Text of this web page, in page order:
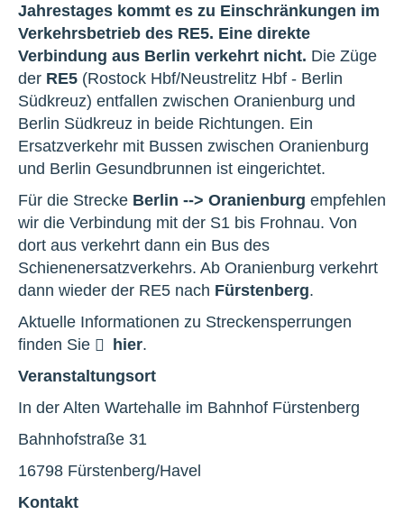
Jahrestages kommt es zu Einschränkungen im
Verkehrsbetrieb des RE5. Eine direkte
Verbindung aus Berlin verkehrt nicht. Die Züge
der RE5 (Rostock Hbf/Neustrelitz Hbf - Berlin
Südkreuz) entfallen zwischen Oranienburg und
Berlin Südkreuz in beide Richtungen. Ein
Ersatzverkehr mit Bussen zwischen Oranienburg
und Berlin Gesundbrunnen ist eingerichtet.
Für die Strecke Berlin --> Oranienburg empfehlen
wir die Verbindung mit der S1 bis Frohnau. Von
dort aus verkehrt dann ein Bus des
Schienenersatzverkehrs. Ab Oranienburg verkehrt
dann wieder der RE5 nach Fürstenberg.
Aktuelle Informationen zu Streckensperrungen
finden Sie
hier.
Veranstaltungsort
In der Alten Wartehalle im Bahnhof Fürstenberg
Bahnhofstraße 31
16798 Fürstenberg/Havel
Kontakt